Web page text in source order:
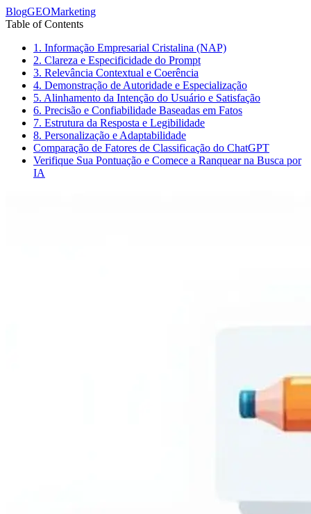
BlogGEOMarketing
Table of Contents
1. Informação Empresarial Cristalina (NAP)
2. Clareza e Especificidade do Prompt
3. Relevância Contextual e Coerência
4. Demonstração de Autoridade e Especialização
5. Alinhamento da Intenção do Usuário e Satisfação
6. Precisão e Confiabilidade Baseadas em Fatos
7. Estrutura da Resposta e Legibilidade
8. Personalização e Adaptabilidade
Comparação de Fatores de Classificação do ChatGPT
Verifique Sua Pontuação e Comece a Ranquear na Busca por
IA